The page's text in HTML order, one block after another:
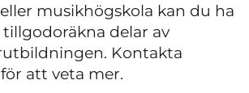
musikhögskola kan du ha
delar av
Kontakta
att veta mer.